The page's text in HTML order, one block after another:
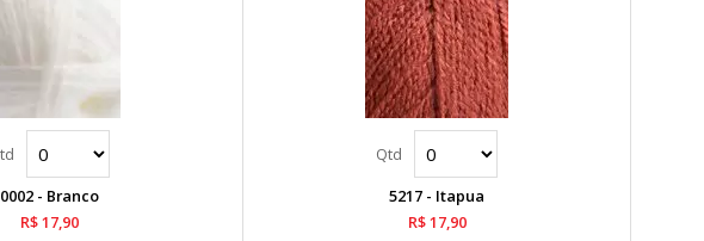
0002 - Branco
R$ 17,90
5217 - Itapua
R$ 17,90